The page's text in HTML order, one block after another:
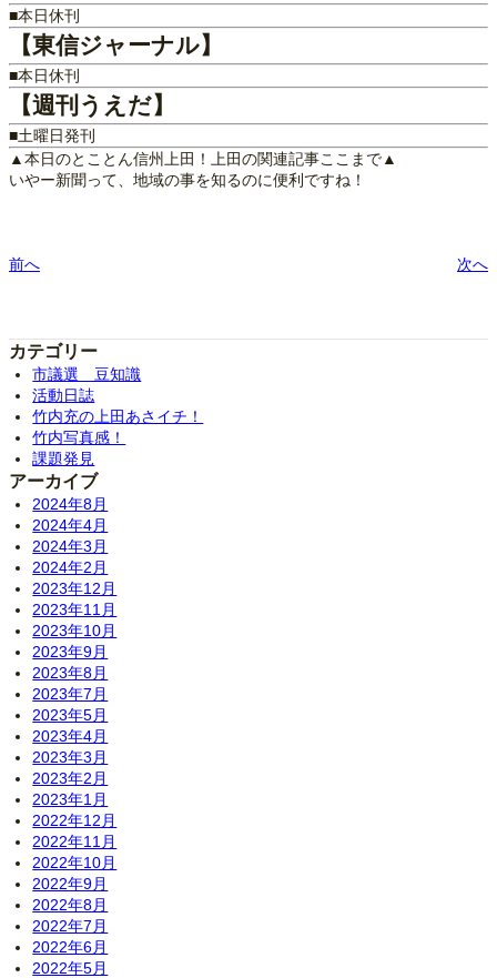
■本日休刊
【東信ジャーナル】
■本日休刊
【週刊うえだ】
■土曜日発刊
▲本日のとことん信州上田！上田の関連記事ここまで▲
いやー新聞って、地域の事を知るのに便利ですね！
前へ 次へ
カテゴリー
市議選 豆知識
活動日誌
竹内充の上田あさイチ！
竹内写真感！
課題発見
アーカイブ
2024年8月
2024年4月
2024年3月
2024年2月
2023年12月
2023年11月
2023年10月
2023年9月
2023年8月
2023年7月
2023年5月
2023年4月
2023年3月
2023年2月
2023年1月
2022年12月
2022年11月
2022年10月
2022年9月
2022年8月
2022年7月
2022年6月
2022年5月